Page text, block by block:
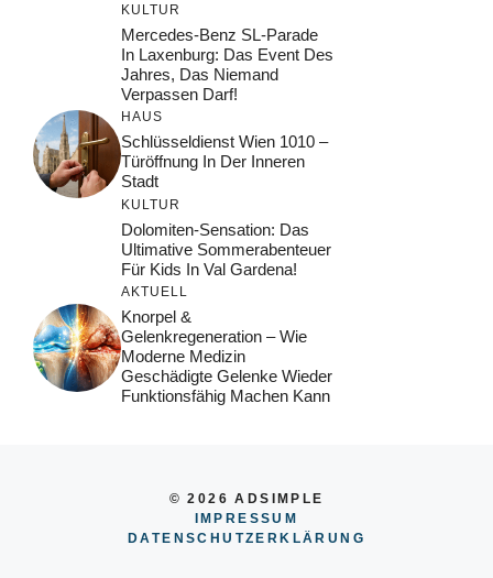
KULTUR
Mercedes-Benz SL-Parade
In Laxenburg: Das Event Des
Jahres, Das Niemand
Verpassen Darf!
HAUS
Schlüsseldienst Wien 1010 –
Türöffnung In Der Inneren
Stadt
KULTUR
Dolomiten-Sensation: Das
Ultimative Sommerabenteuer
Für Kids In Val Gardena!
AKTUELL
Knorpel &
Gelenkregeneration – Wie
Moderne Medizin
Geschädigte Gelenke Wieder
Funktionsfähig Machen Kann
© 2026 ADSIMPLE
IMPRESSUM
DATENSCHUTZERKLÄRUNG